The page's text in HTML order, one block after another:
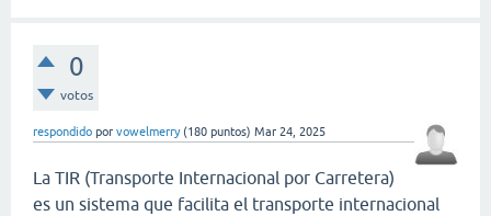
0
votos
respondido por vowelmerry (180 puntos) Mar 24, 2025
La TIR (Transporte Internacional por Carretera)
es un sistema que facilita el transporte internacional